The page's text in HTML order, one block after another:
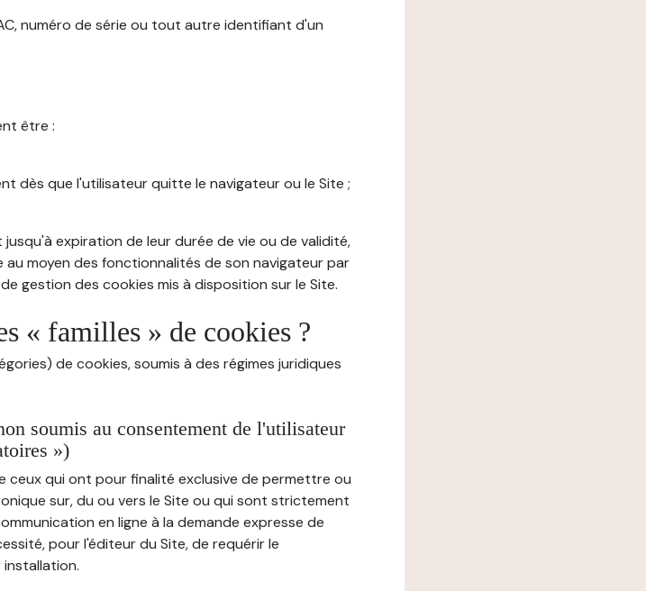
numéro de série ou tout autre identifiant d'un
être :
dès que l'utilisateur quitte le navigateur ou le Site ;
expiration de leur durée de vie ou de validité,
moyen des fonctionnalités de son navigateur par
gestion des cookies mis à disposition sur le Site.
« familles » de cookies ?
de cookies, soumis à des régimes juridiques
soumis au consentement de l'utilisateur
»)
ceux qui ont pour finalité exclusive de permettre ou
sur, du ou vers le Site ou qui sont strictement
en ligne à la demande expresse de
pour l'éditeur du Site, de requérir le